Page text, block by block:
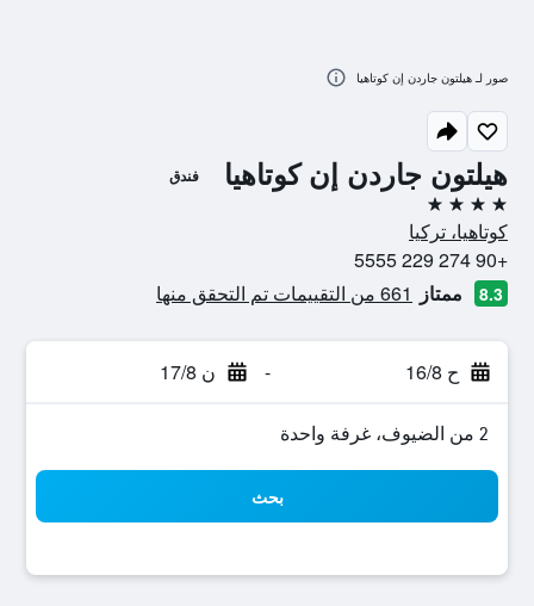
هيلتون جاردن إن كوتاهيا فندق
4 نجوم
كوتاهيا، تركيا
+90 274 229 5555
8.3 ممتاز 661 من التقييمات تم التحقق منها
ح 16/8 - ن 17/8
2 من الضيوف، غرفة واحدة
بحث
صور لـ هيلتون جاردن إن كوتاهيا